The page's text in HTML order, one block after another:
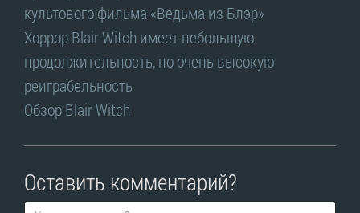
культового фильма «Ведьма из Блэр»
Хоррор Blair Witch имеет небольшую
продолжительность, но очень высокую
реиграбельность
Обзор Blair Witch
Оставить комментарий?